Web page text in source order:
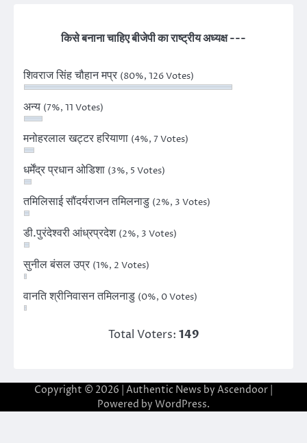
किसे बनाना चाहिए बीजेपी का राष्ट्रीय अध्यक्ष ---
शिवराज सिंह चौहान मप्र (80%, 126 Votes)
अन्य (7%, 11 Votes)
मनोहरलाल खट्टर हरियाणा (4%, 7 Votes)
धर्मेंद्र प्रधान ओडिशा (3%, 5 Votes)
तमिलिसाई सौंदर्यराजन तमिलनाडु (2%, 3 Votes)
डी.पुरंदेश्वरी आंध्रप्रदेश (2%, 3 Votes)
सुनील बंसल उप्र (1%, 2 Votes)
वानति श्रीनिवासन तमिलनाडु (0%, 0 Votes)
Total Voters: 149
Copyright © 2026 | Authentic News by Ascendoor
Powered by WordPress.